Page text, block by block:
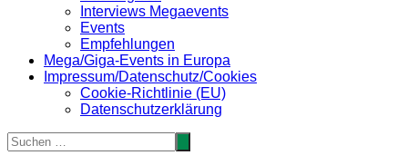
Interviews Megaevents
Events
Empfehlungen
Mega/Giga-Events in Europa
Impressum/Datenschutz/Cookies
Cookie-Richtlinie (EU)
Datenschutzerklärung